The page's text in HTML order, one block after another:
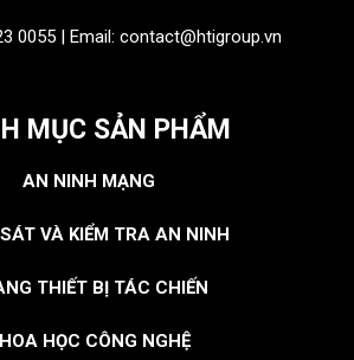
0055 | Email: contact@htigroup.vn
MỤC SẢN PHẨM
AN NINH MẠNG
VÀ KIỂM TRA AN NINH
THIẾT BỊ TÁC CHIẾN
HỌC CÔNG NGHỆ